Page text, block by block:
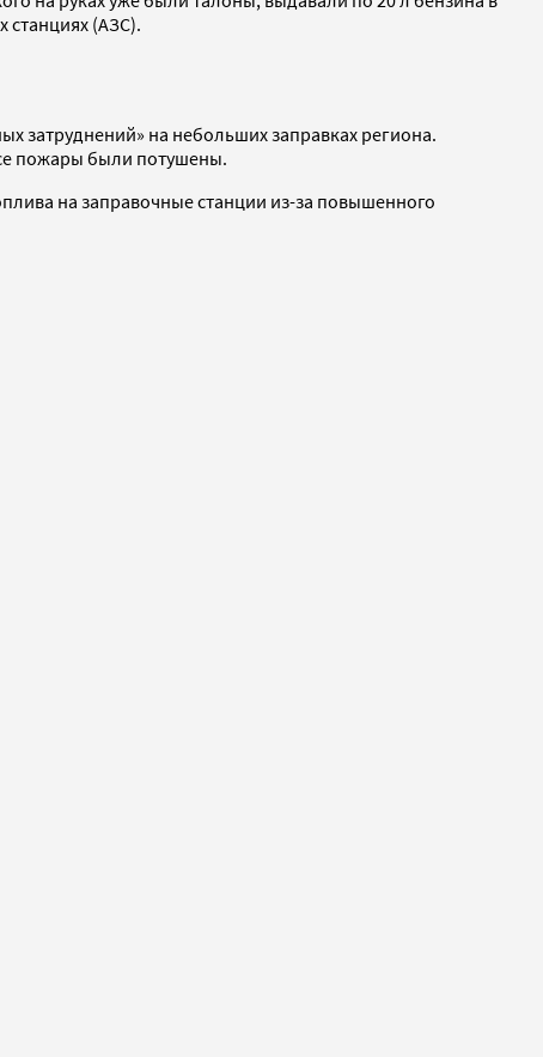
станциях (АЗС).
затруднений» на небольших заправках региона.
пожары были потушены.
на заправочные станции из-за повышенного